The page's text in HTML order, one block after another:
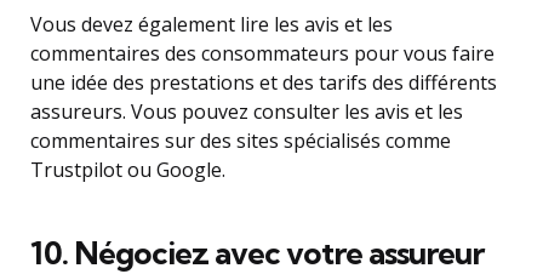
Vous devez également lire les avis et les
commentaires des consommateurs pour vous faire
une idée des prestations et des tarifs des différents
assureurs. Vous pouvez consulter les avis et les
commentaires sur des sites spécialisés comme
Trustpilot ou Google.
10. Négociez avec votre assureur